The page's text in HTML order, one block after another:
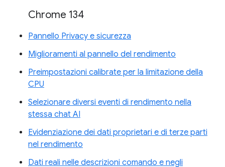
Chrome 134
Pannello Privacy e sicurezza
Miglioramenti al pannello del rendimento
Preimpostazioni calibrate per la limitazione della
CPU
Selezionare diversi eventi di rendimento nella
stessa chat AI
Evidenziazione dei dati proprietari e di terze parti
nel rendimento
Dati reali nelle descrizioni comando e negli